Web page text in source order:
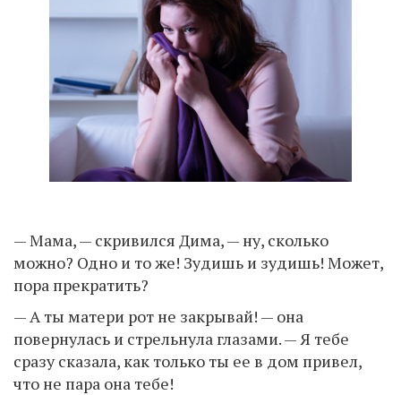
— Мама, — скривился Дима, — ну, сколько
можно? Одно и то же! Зудишь и зудишь! Может,
пора прекратить?
— А ты матери рот не закрывай! — она
повернулась и стрельнула глазами. — Я тебе
сразу сказала, как только ты ее в дом привел,
что не пара она тебе!